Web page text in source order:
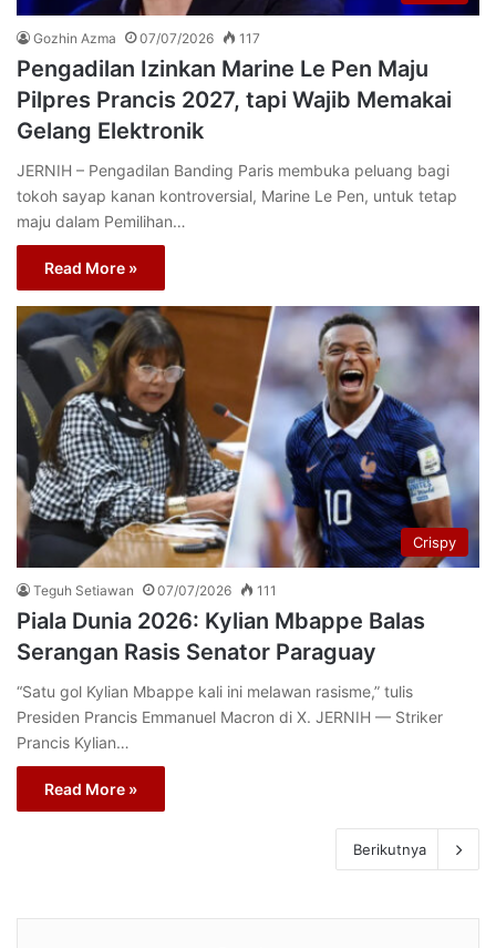
Gozhin Azma 07/07/2026 117
Pengadilan Izinkan Marine Le Pen Maju
Pilpres Prancis 2027, tapi Wajib Memakai
Gelang Elektronik
JERNIH – Pengadilan Banding Paris membuka peluang bagi
tokoh sayap kanan kontroversial, Marine Le Pen, untuk tetap
maju dalam Pemilihan…
Read More »
Crispy
Teguh Setiawan 07/07/2026 111
Piala Dunia 2026: Kylian Mbappe Balas
Serangan Rasis Senator Paraguay
“Satu gol Kylian Mbappe kali ini melawan rasisme,” tulis
Presiden Prancis Emmanuel Macron di X. JERNIH — Striker
Prancis Kylian…
Read More »
Berikutnya